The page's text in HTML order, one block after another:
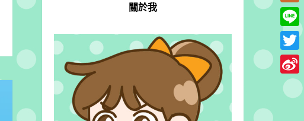
關於我 Plurk
Line
Sina
Weibo